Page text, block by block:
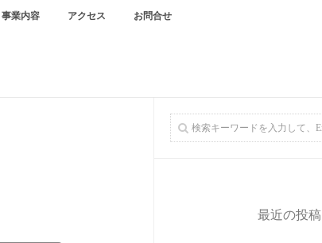
事業内容 アクセス お問合せ
最近の投稿